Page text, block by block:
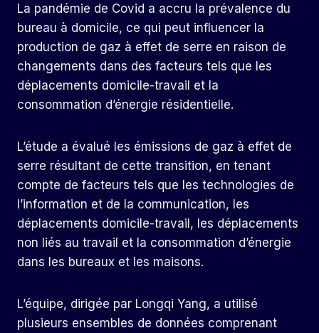
La pandémie de Covid a accru la prévalence du
bureau à domicile, ce qui peut influencer la
production de gaz à effet de serre en raison de
changements dans des facteurs tels que les
déplacements domicile-travail et la
consommation d’énergie résidentielle.
L’étude a évalué les émissions de gaz à effet de
serre résultant de cette transition, en tenant
compte de facteurs tels que les technologies de
l’information et de la communication, les
déplacements domicile-travail, les déplacements
non liés au travail et la consommation d’énergie
dans les bureaux et les maisons.
L’équipe, dirigée par Longqi Yang, a utilisé
plusieurs ensembles de données comprenant